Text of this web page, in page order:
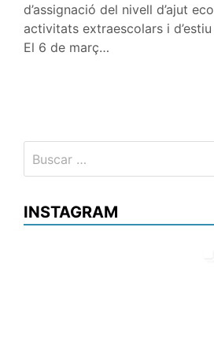
d’assignació del nivell d’ajut
activitats extraescolars i
El 6 de març…
INSTAGRAM